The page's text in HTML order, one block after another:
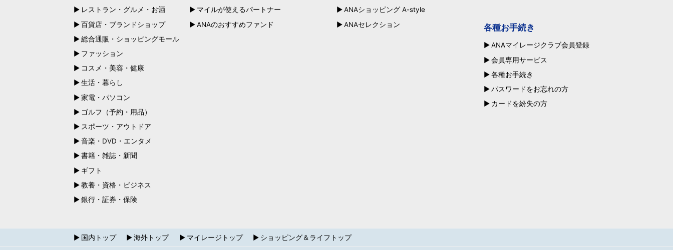
レストラン・グルメ・お酒
百貨店・ブランドショップ
総合通販・ショッピングモール
ファッション
コスメ・美容・健康
生活・暮らし
家電・パソコン
ゴルフ（予約・用品）
スポーツ・アウトドア
音楽・DVD・エンタメ
書籍・雑誌・新聞
ギフト
教養・資格・ビジネス
銀行・証券・保険
マイルが使えるパートナー
ANAのおすすめファンド
ANAショッピング A-style
ANAセレクション
各種お手続き
ANAマイレージクラブ会員登録
会員専用サービス
各種お手続き
パスワードをお忘れの方
カードを紛失の方
国内トップ 海外トップ マイレージトップ ショッピング＆ライフトップ